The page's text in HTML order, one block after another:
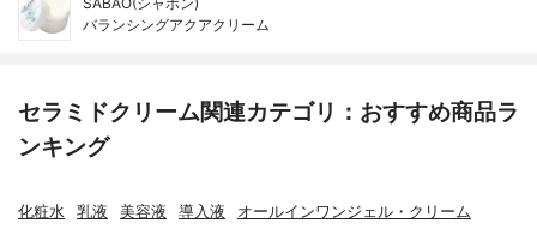
バランシングアクアクリーム
セラミドクリーム関連カテゴリ：おすすめ商品ラ
ンキング
化粧水 乳液 美容液 導入液 オールインワンジェル・クリーム